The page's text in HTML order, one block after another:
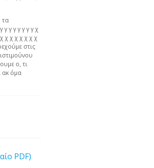
τα
γ γ γ γ γ γ γ χ
χ χ χ χ χ χ χ
στις
ο, τι
ακ όμα
PDF)